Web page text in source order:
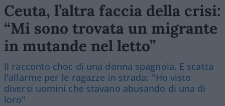
Ceuta, l’altra faccia della crisi:
“Mi sono trovata un migrante
in mutande nel letto”
Il racconto choc di una donna spagnola. E scatta
l'allarme per le ragazze in strada: "Ho visto
diversi uomini che stavano abusando di una di
loro"